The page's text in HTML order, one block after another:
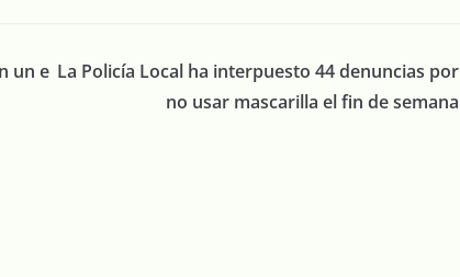
un e La Policía Local ha interpuesto 44 denuncias por
no usar mascarilla el fin de semana